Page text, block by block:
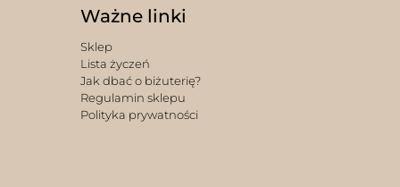
Ważne linki
Sklep
Lista życzeń
Jak dbać o biżuterię?
Regulamin sklepu
Polityka prywatności